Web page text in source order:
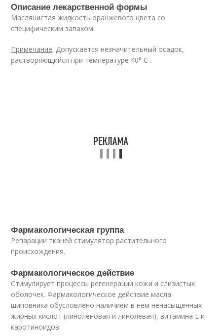
Описание лекарственной формы
Маслянистая жидкость оранжевого цвета со
специфическим запахом.
Примечание. Допускается незначительный осадок,
растворяющийся при температуре 40° C .
Фармакологическая группа
Репарации тканей стимулятор растительного
происхождения.
Фармакологическое действие
Стимулирует процессы регенерации кожи и слизистых
оболочек. Фармакологическое действие масла
шиповника обусловлено наличием в нем ненасыщенных
жирных кислот (линоленовая и линолевая), витамина E и
каротиноидов.